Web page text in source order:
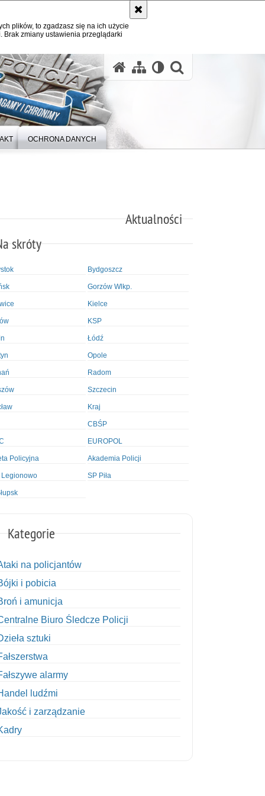
plików, to zgadzasz się na ich użycie
zmiany ustawienia przeglądarki
OCHRONA DANYCH
Aktualności
skróty
Bydgoszcz
Gorzów Wlkp.
Kielce
KSP
Łódź
Opole
Radom
Szczecin
Kraj
CBŚP
EUROPOL
Policyjna Akademia Policji
Legionowo SP Piła
Kategorie
na policjantów
i pobicia
i amunicja
Biuro Śledcze Policji
sztuki
alarmy
ludźmi
i zarządzanie